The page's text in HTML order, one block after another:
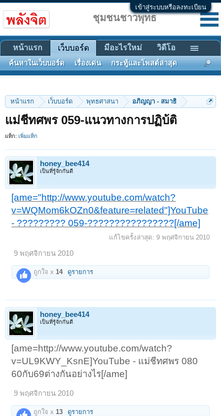
เข้าสู่ระบบหรือลงทะเบียน
หน้าแรก เว็บบอร์ด พุทธศาสนา อภิญญา - สมาธิ
แม่ชีทศพร 059-แนวทางการปฏิบ้ติ
แท็ก: เพิ่มแท็ก
honey_bee414
เป็นที่รู้จักกันดี
[ame="http://www.youtube.com/watch?
v=WQMom6kOZn0&feature=related"]YouTube
- ????????? 059-????????????????[/ame]
แก้ไขครั้งล่าสุด: 9 พฤศจิกายน 2010
9 พฤศจิกายน 2010
ถูกใจ x14 ดูรายการ
honey_bee414
เป็นที่รู้จักกันดี
[ame=http://www.youtube.com/watch?
v=UL9KWY_KsnE]YouTube - แม่ชีทศพร 080
60กับ69ต่างกันอย่างไร[/ame]
9 พฤศจิกายน 2010
ถูกใจ x 13 ดูรายการ
ชุมชนชาวพุทธ
หน้าแรก เว็บบอร์ด
ค้นหาในเว็บบอร์ด เรื่องเด่น กระทู้และโพสต์ล่าสุด
มีอะไรใหม่ วิดีโอ